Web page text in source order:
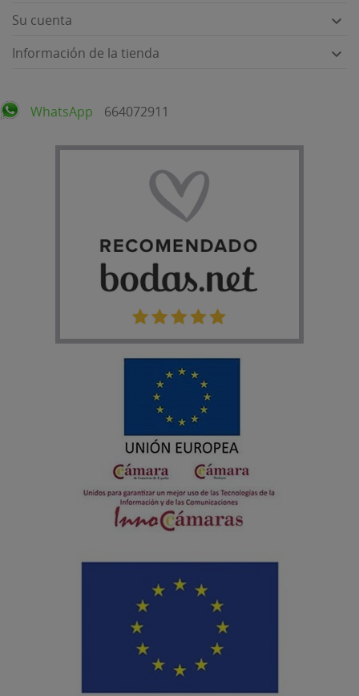
Su cuenta 
Información de la tienda 
WhatsApp 664072911